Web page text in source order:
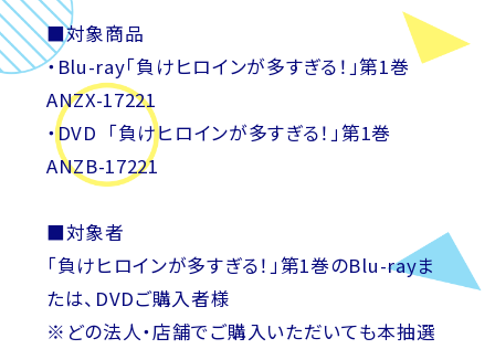
■対象商品
・Blu-ray「負けヒロインが多すぎる！」第1巻
ANZX-17221
・DVD 「負けヒロインが多すぎる！」第1巻
ANZB-17221
■対象者
「負けヒロインが多すぎる！」第1巻のBlu-rayま
たは、DVDご購入者様
※どの法人・店舗でご購入いただいても本抽選